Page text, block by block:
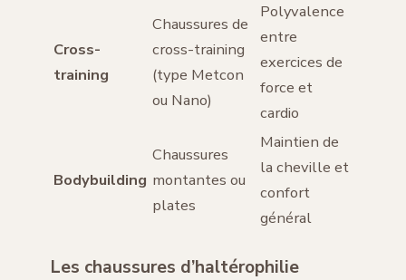
Cross-
training
Chaussures de
cross-training
(type Metcon
ou Nano)
Polyvalence
entre
exercices de
force et
cardio
Bodybuilding
Chaussures
montantes ou
plates
Maintien de
la cheville et
confort
général
Les chaussures d’haltérophilie